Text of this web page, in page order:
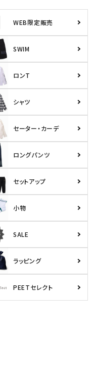
WEB限定販売
SWIM
ロンT
シャツ
セーター・カーデ
ロングパンツ
セットアップ
小物
SALE
ラッピング
PEETセレクト